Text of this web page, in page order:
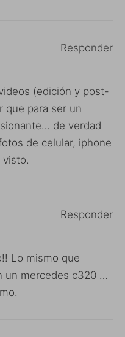
(edición y post-
que para ser un
de verdad
de celular, iphone
visto.
Responder
Lo mismo que
un mercedes c320 …
Responder